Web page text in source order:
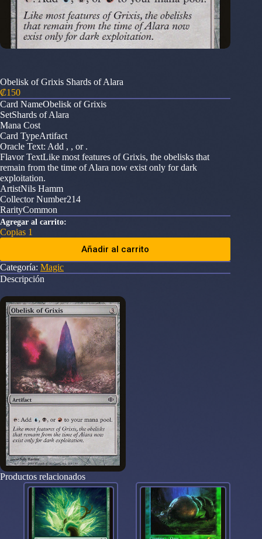
Obelisk of Grixis Shards of Alara
₡150
Card NameObelisk of Grixis
SetShards of Alara
Mana Cost
Card TypeArtifact
Oracle Text: Add , , or .
Flavor TextLike most features of Grixis, the obelisks that
remain from the time of Alara now exist only for dark
exploitation.
ArtistNils Hamm
Collector Number214
RarityCommon
Agregar al carrito:
Copias 1
Añadir al carrito
Categoría: Magic
Descripción
Productos relacionados